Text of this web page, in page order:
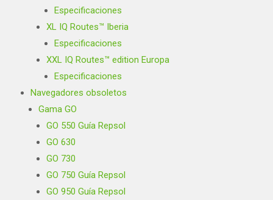
Especificaciones
XL IQ Routes™ Iberia
Especificaciones
XXL IQ Routes™ edition Europa
Especificaciones
Navegadores obsoletos
Gama GO
GO 550 Guía Repsol
GO 630
GO 730
GO 750 Guía Repsol
GO 950 Guía Repsol